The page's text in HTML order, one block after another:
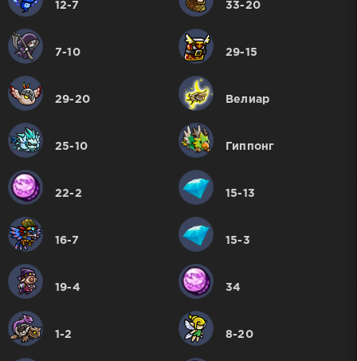
12-7 33-20
7-10 29-15
29-20 Велиар
25-10 Гиппонг
22-2 15-13
16-7 15-3
19-4 34
1-2 8-20